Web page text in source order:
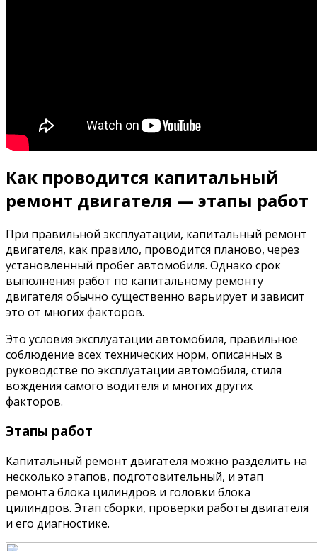
Как проводится капитальный
ремонт двигателя — этапы работ
При правильной эксплуатации, капитальный ремонт
двигателя, как правило, проводится планово, через
установленный пробег автомобиля. Однако срок
выполнения работ по капитальному ремонту
двигателя обычно существенно варьирует и зависит
это от многих факторов.
Это условия эксплуатации автомобиля, правильное
соблюдение всех технических норм, описанных в
руководстве по эксплуатации автомобиля, стиля
вождения самого водителя и многих других
факторов.
Этапы работ
Капитальный ремонт двигателя можно разделить на
несколько этапов, подготовительный, и этап
ремонта блока цилиндров и головки блока
цилиндров. Этап сборки, проверки работы двигателя
и его диагностике.